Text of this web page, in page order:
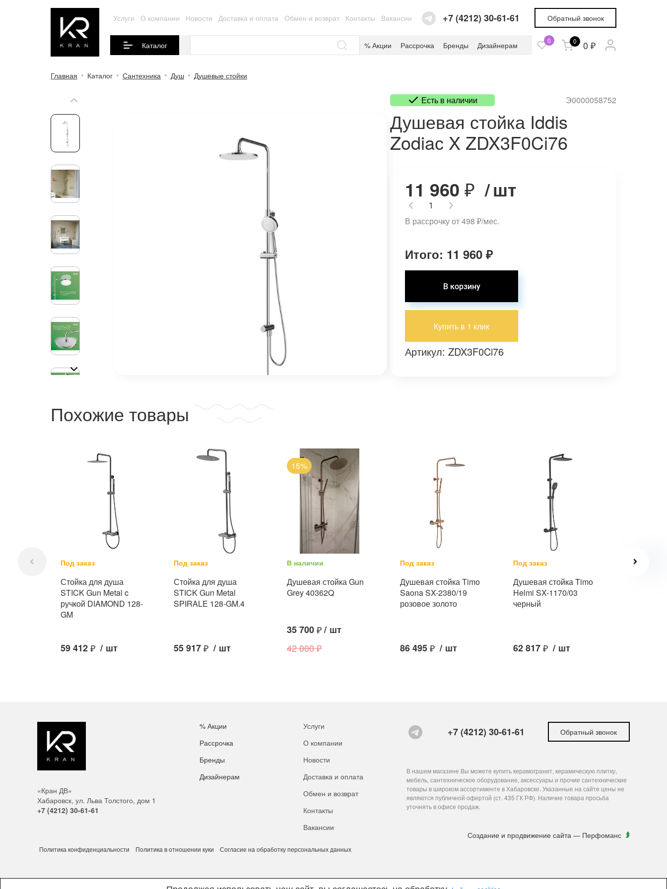
Услуги О компании Новости Доставка и оплата Обмен и возврат Контакты Вакансии +7 (4212) 30-61-61 Обратный звонок
Каталог % Акции Рассрочка Бренды Дизайнерам 0 0 0 ₽
Главная Каталог Сантехника Душ Душевые стойки
Есть в наличии Э0000058752
Душевая стойка Iddis
Zodiaс X ZDX3F0Ci76
11 960 ₽ /шт
В рассрочку от 498 ₽/мес.
Итого: 11 960 ₽
Купить в 1 клик
Артикул: ZDX3F0Ci76
Похожие товары
Под заказ
Стойка для душа
STICK Gun Metal c
ручкой DIAMOND 128-
GM
59 412₽ / шт
Под заказ
Стойка для душа
STICK Gun Metal
SPIRALE 128-GM.4
55 917₽ / шт
В наличии
Душевая стойка Gun
Grey 40362Q
35 700₽/ шт
42 000₽
15%
Под заказ
Душевая стойка Timo
Saona SX-2380/19
розовое золото
86 495₽ / шт
Под заказ
Душевая стойка Timo
Helmi SX-1170/03
черный
62 817₽ / шт
Под заказ
«Кран ДВ»
Хабаровск, ул. Льва Толстого, дом 1
+7 (4212) 30-61-61
% Акции
Рассрочка
Бренды
Дизайнерам
Услуги
О компании
Новости
Доставка и оплата
Обмен и возврат
Контакты
Вакансии
+7 (4212) 30-61-61 Обратный звонок
В нашем магазине Вы можете купить керамогранит, керамическую плитку,
мебель, сантехническое оборудование, аксессуары и прочие сантехнические
товары в широком ассортименте в Хабаровске. Указанные на сайте цены не
являются публичной офертой (ст. 435 ГК РФ). Наличие товара просьба
уточнять в офисе продаж.
Создание и продвижение сайта — Перфоманс
Политика конфиденциальности Политика в отношении куки Согласие на обработку персональных данных